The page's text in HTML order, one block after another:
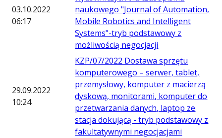
03.10.2022
06:17
naukowego "Journal of Automation,
Mobile Robotics and Intelligent
Systems"-tryb podstawowy z
możliwością negocjacji
29.09.2022
10:24
KZP/07/2022 Dostawa sprzętu
komputerowego – serwer, tablet,
przemysłowy, komputer z macierzą
dyskową, monitorami, komputer do
przetwarzania danych, laptop ze
stacja dokującą - tryb podstawowy z
fakultatywnymi negocjacjami